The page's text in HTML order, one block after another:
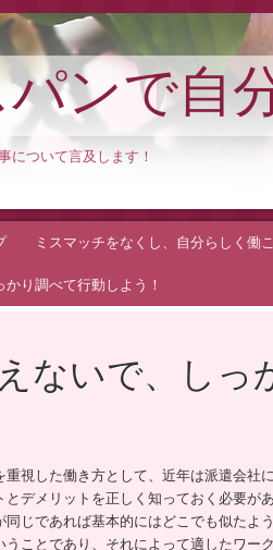
ンで自
について言及します！
ミスマッチをなくし、自分らしく働
り調べて行動しよう！
ないで、しっ
重視した働き方として、近年は派遣会社
とデメリットを正しく知っておく必要が
じであれば基本的にはどこでも似たよ
うことであり、それによって適したワー